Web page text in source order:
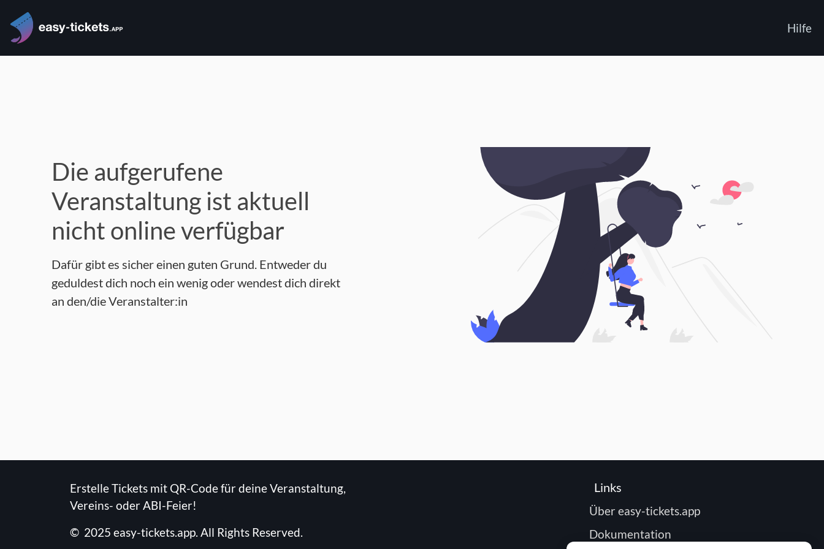
Hilfe
Die aufgerufene
Veranstaltung ist aktuell
nicht online verfügbar
Dafür gibt es sicher einen guten Grund. Entweder du
geduldest dich noch ein wenig oder wendest dich direkt
an den/die Veranstalter:in
Erstelle Tickets mit QR-Code für deine Veranstaltung,
Vereins- oder ABI-Feier!
© 2025 easy-tickets.app. All Rights Reserved.
Links
Über easy-tickets.app
Dokumentation